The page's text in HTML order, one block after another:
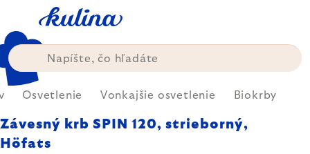
obsah
Osvetlenie Vonkajšie osvetlenie Biokrby
Závesný krb SPIN 120, strieborný,
Höfats